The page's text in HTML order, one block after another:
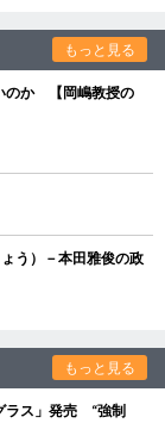
もっと見る
のか 【岡嶋教授の
う）－本田雅俊の政
もっと見る
ラス」発売 “強制